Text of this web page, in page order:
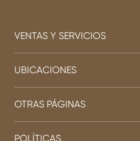
VENTAS Y SERVICIOS
UBICACIONES
OTRAS PÁGINAS
POLÍTICAS